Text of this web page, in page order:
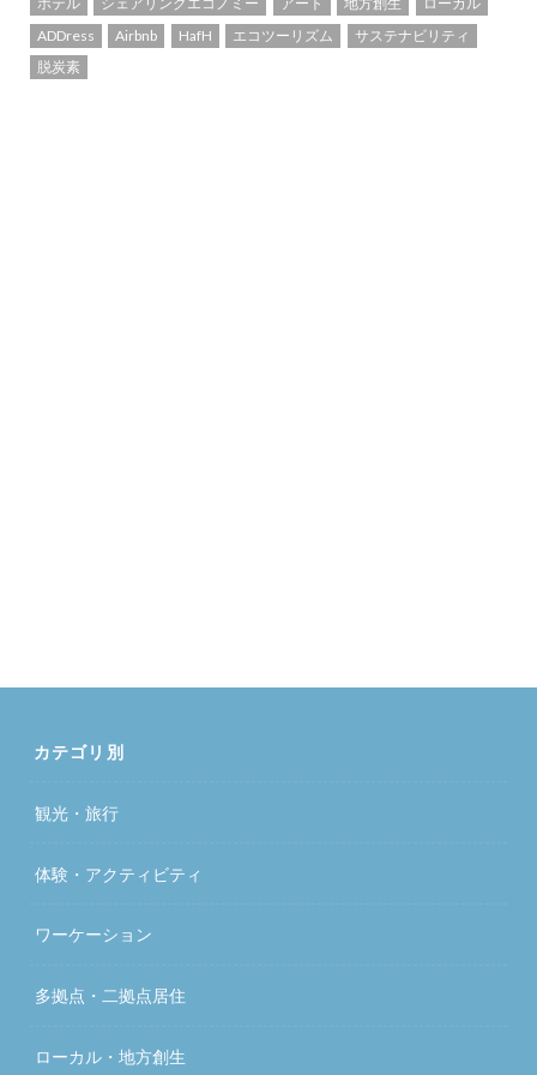
ADDress
Airbnb HafH エコツーリズム
サステナビリティ
脱炭素
カテゴリ別
観光・旅行
体験・アクティビティ
ワーケーション
多拠点・二拠点居住
ローカル・地方創生